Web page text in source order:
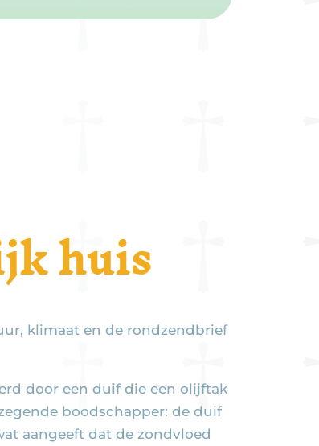
huis
klimaat en de rondzendbrief
door een duif die een olijftak
boodschapper: de duif
aangeeft dat de zondvloed